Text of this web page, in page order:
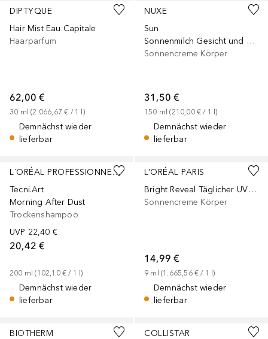
DIPTYQUE
Hair Mist Eau Capitale
Haarparfum
62,00 €
30 ml (2.066,67 € / 1 l)
Demnächst wieder
lieferbar
NUXE
Sun
Sonnenmilch Gesicht und Körper LSF 30
Sonnencreme Körper
31,50 €
150 ml (210,00 € / 1 l)
Demnächst wieder
lieferbar
L´ORÉAL PROFESSIONNEL PARIS
Tecni.Art
Morning After Dust
Trockenshampoo
UVP 22,40 €
20,42 €
200 ml (102,10 € / 1 l)
Demnächst wieder
lieferbar
L’ORÉAL PARIS
Bright Reveal Täglicher UV Stick LSF 50+
Sonnencreme Körper
14,99 €
9 ml (1.665,56 € / 1 l)
Demnächst wieder
lieferbar
BIOTHERM
COLLISTAR